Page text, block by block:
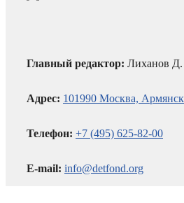
Главный редактор: Лиханов
Адрес: 101990 Москва,
Телефон: +7 (495) 625-82-00
E-mail: info@detfond.org